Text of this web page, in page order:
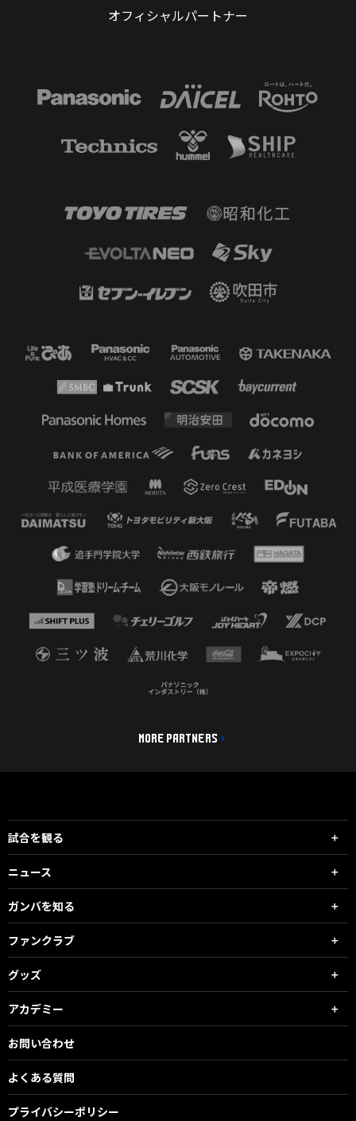
オフィシャルパートナー
MORE PARTNERS
試合を観る
ニュース
ガンバを知る
ファンクラブ
グッズ
アカデミー
お問い合わせ
よくある質問
プライバシーポリシー